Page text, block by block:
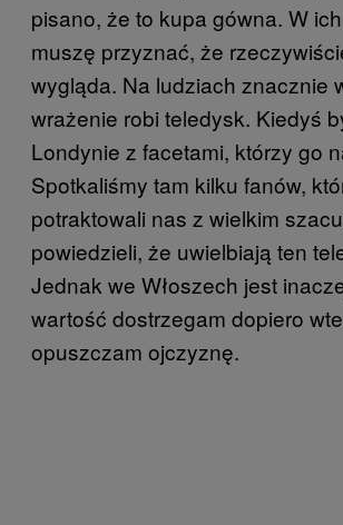
pisano, że to kupa gówna. W
muszę przyznać, że
wygląda. Na ludziach znacznie
wrażenie robi teledysk. Kiedyś
Londynie z facetami, którzy go
Spotkaliśmy tam kilku fanów,
potraktowali nas z wielkim
powiedzieli, że uwielbiają ten
Jednak we Włoszech jest
wartość dostrzegam dopiero
opuszczam ojczyznę.